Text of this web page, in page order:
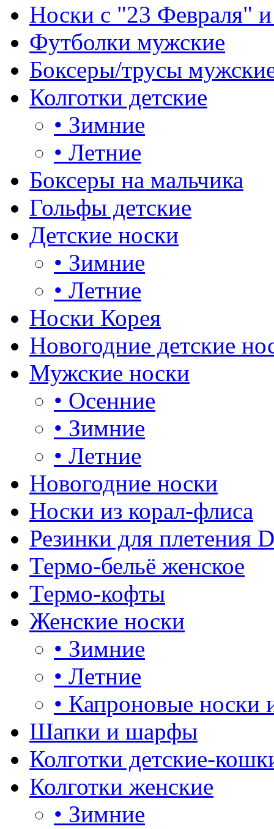
Носки с "23 Февраля"
Футболки мужские
Боксеры/трусы
Колготки детские
• Зимние
• Летние
Боксеры на мальчика
Гольфы детские
Детские носки
• Зимние
• Летние
Носки Корея
Новогодние детские
Мужские носки
• Осенние
• Зимние
• Летние
Новогодние носки
Носки из корал-флиса
Резинки для плетения
Термо-бельё женское
Термо-кофты
Женские носки
• Зимние
• Летние
• Капроновые носки
Шапки и шарфы
Колготки детские-
Колготки женские
• Зимние